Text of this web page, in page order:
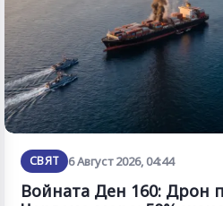
СВЯТ 6 Август 2026, 04:44
Войната Ден 160: Дрон